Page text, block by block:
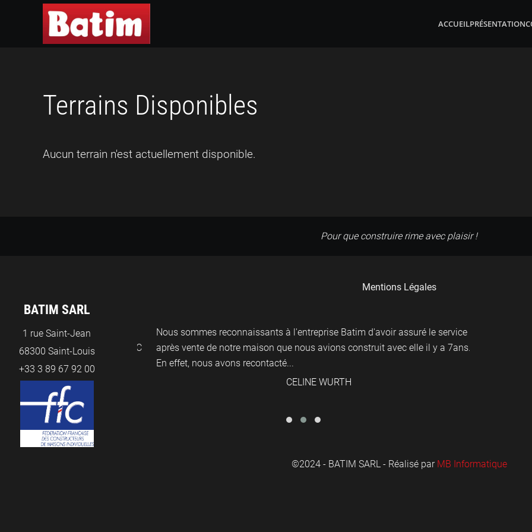
Skip to main content
ACCUEILPRÉSENTATION
Terrains Disponibles
Aucun terrain n'est actuellement disponible.
Pour que construire rime avec plaisir !
Mentions Légales
BATIM SARL
1 rue Saint-Jean
68300 Saint-Louis
+33 3 89 67 92 00
travaillons depuis
les sols avec Blauel et UPC
Nous sommes reconnaissants à l'entreprise Batim d'avoir assuré le service
après vente de notre maison que nous avions construit avec elle il y a 7ans.
En effet, nous avons recontacté...
CELINE WURTH
aucuns
©2024 - BATIM SARL - Réalisé par MB Informatique